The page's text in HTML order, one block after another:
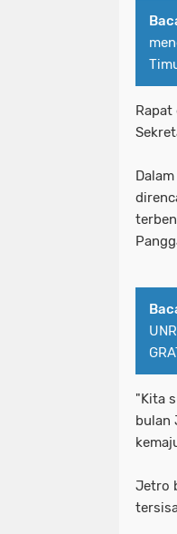
"Kita
bulan
Jetro